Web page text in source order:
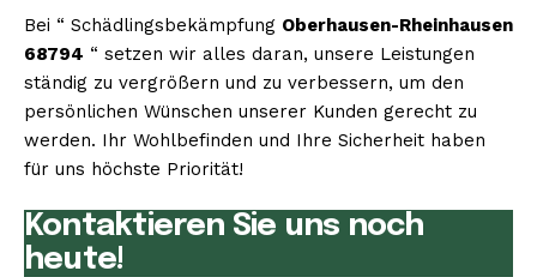
Bei “ Schädlingsbekämpfung Oberhausen-Rheinhausen
68794 “ setzen wir alles daran, unsere Leistungen
ständig zu vergrößern und zu verbessern, um den
persönlichen Wünschen unserer Kunden gerecht zu
werden. Ihr Wohlbefinden und Ihre Sicherheit haben
für uns höchste Priorität!
Kontaktieren Sie uns noch
heute!